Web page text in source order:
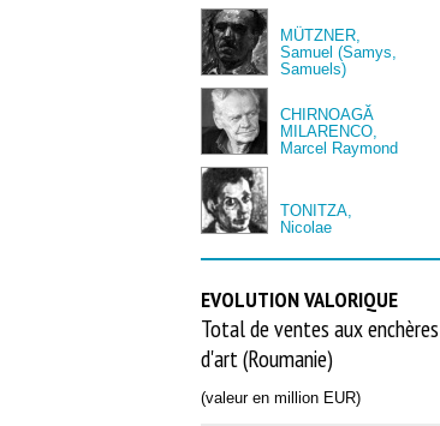
MÜTZNER,
Samuel (Samys,
Samuels)
CHIRNOAGĂ
MILARENCO,
Marcel Raymond
TONITZA,
Nicolae
EVOLUTION VALORIQUE
Total de ventes aux enchères
d'art (Roumanie)
(valeur en million EUR)